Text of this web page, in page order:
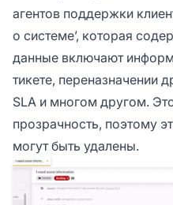
агентов поддержки
о системе’, которая
данные включают
тикете, переназначении
SLA и многом другом.
прозрачность, поэтому
могут быть удалены.